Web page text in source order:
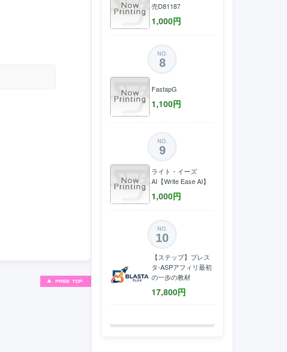
売D81187
1,000円
NO.
8
FastapG
1,100円
NO.
9
ライト・イーズ
AI【Write Ease AI】
1,000円
NO.
10
【ステップ】ブレス
タ-ASPアフィリ最初
の一歩の教材
17,800円